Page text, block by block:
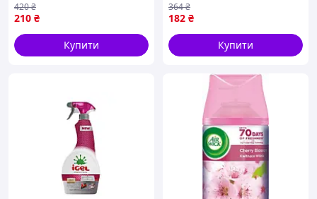
210 ₴
420₴
Купити
в будинку з приємним
ароматом
182 ₴
364₴
Купити